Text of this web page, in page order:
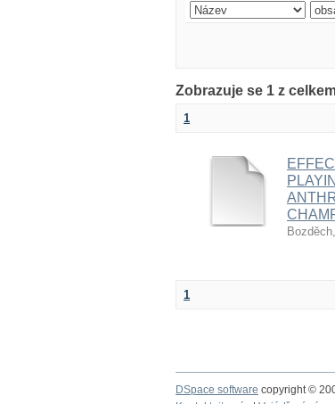
Zobrazuje se 1 z
1
1
DSpace software copyright ©